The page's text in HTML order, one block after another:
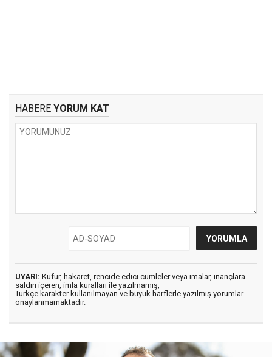
HABERE YORUM KAT
UYARI: Küfür, hakaret, rencide edici cümleler veya imalar, inançlara
saldırı içeren, imla kuralları ile yazılmamış,
Türkçe karakter kullanılmayan ve büyük harflerle yazılmış yorumlar
onaylanmamaktadır.